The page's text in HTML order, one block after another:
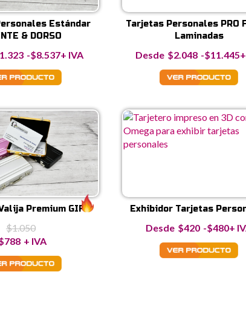
Estándar
& DORSO
1.323 -$8.537Rango
de
precios:
$1.323
hasta
$8.537
+ IVA
Tarjetas Personales PRO
Laminadas
$2.048 -$11.445
Premium GIFT
$1.050
788 El
precio
actual
+ IVA
Exhibidor Tarjetas
$420 -$480
de
+